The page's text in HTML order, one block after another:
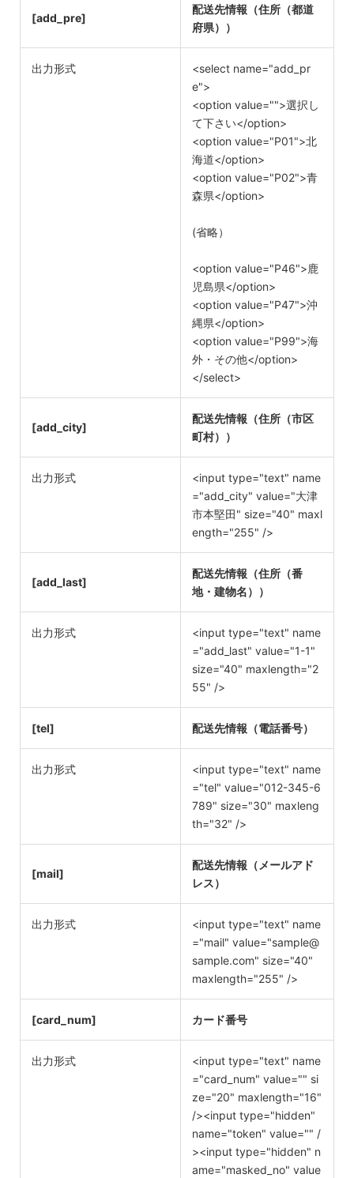
[add_pre]
配送先情報（住所（都道
府県））
出力形式
<select name="add_pr
e">
<option value="">選択し
て下さい</option>
<option value="P01">北
海道</option>
<option value="P02">青
森県</option>
(省略）
<option value="P46">鹿
児島県</option>
<option value="P47">沖
縄県</option>
<option value="P99">海
外・その他</option>
</select>
[add_city]
配送先情報（住所（市区
町村））
出力形式
<input type="text" name
="add_city" value="大津
市本堅田" size="40" maxl
ength="255" />
[add_last]
配送先情報（住所（番
地・建物名））
出力形式
<input type="text" name
="add_last" value="1-1"
size="40" maxlength="2
55" />
[tel] 配送先情報（電話番号）
出力形式
<input type="text" name
="tel" value="012-345-6
789" size="30" maxleng
th="32" />
[mail]
配送先情報（メールアド
レス）
出力形式
<input type="text" name
="mail" value="sample@
sample.com" size="40"
maxlength="255" />
[card_num] カード番号
出力形式
<input type="text" name
="card_num" value="" si
ze="20" maxlength="16"
/><input type="hidden"
name="token" value="" /
><input type="hidden" n
ame="masked_no" value